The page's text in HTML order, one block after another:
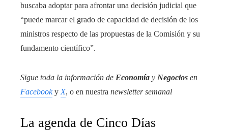
buscaba adoptar para afrontar una decisión judicial que
“puede marcar el grado de capacidad de decisión de los
ministros respecto de las propuestas de la Comisión y su
fundamento científico”.
Sigue toda la información de Economía y Negocios en
Facebooky X, o en nuestra newsletter semanal
La agenda de Cinco Días